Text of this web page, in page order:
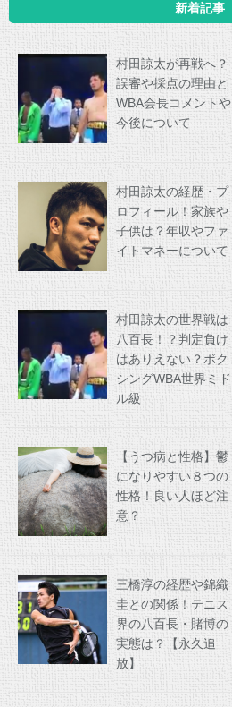
新着記事
村田諒太が再戦へ？
誤審や採点の理由と
WBA会長コメントや
今後について
村田諒太の経歴・プ
ロフィール！家族や
子供は？年収やファ
イトマネーについて
村田諒太の世界戦は
八百長！？判定負け
はありえない？ボク
シングWBA世界ミド
ル級
【うつ病と性格】鬱
になりやすい８つの
性格！良い人ほど注
意？
三橋淳の経歴や錦織
圭との関係！テニス
界の八百長・賭博の
実態は？【永久追
放】